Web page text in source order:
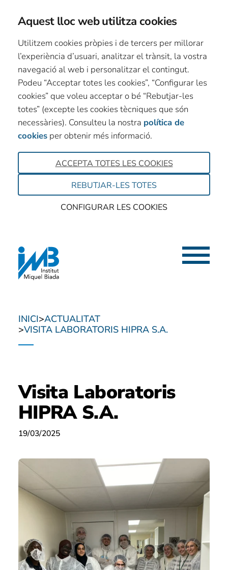
Aquest lloc web utilitza cookies
Utilitzem cookies pròpies i de tercers per millorar
l’experiència d’usuari, analitzar el trànsit, la vostra
navegació al web i personalitzar el contingut.
Podeu “Acceptar totes les cookies”, “Configurar les
cookies” que voleu acceptar o bé “Rebutjar-les
totes” (excepte les cookies tècniques que són
necessàries). Consulteu la nostra política de
cookies per obtenir més informació.
ACCEPTA TOTES LES COOKIES
REBUTJAR-LES TOTES
CONFIGURAR LES COOKIES
Menú
INICI ACTUALITAT
VISITA LABORATORIS HIPRA S.A.
Visita Laboratoris
HIPRA S.A.
19/03/2025